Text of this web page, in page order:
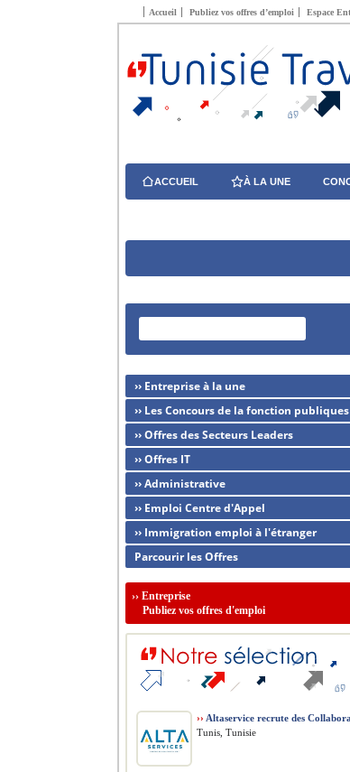
Accueil Publiez vos offres d’emploi Espace
ACCUEIL À LA UNE
›› Entreprise à la une
›› Les Concours de la fonction publiques
›› Offres des Secteurs Leaders
›› Offres IT
›› Administrative
›› Emploi Centre d'Appel
›› Immigration emploi à l'étranger
Parcourir les Offres
›› Entreprise
Publiez vos offres d'emploi
›› Altaservice recrute des
Tunis, Tunisie